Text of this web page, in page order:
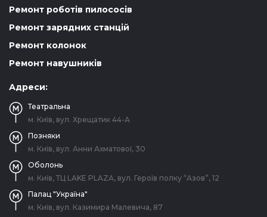
Ремонт роботів пилососів
Ремонт зарядних станцій
Ремонт колонок
Ремонт навушників
Адреси:
Театральна
м. Київ, вул. Хрещатик 44-A
Позняки
м. Київ, вул. Анни Ахматової, 30
Оболонь
м. Київ, ТЦ LAKE PLAZA, вул. Героїв полку “Азов”, 12
Палац "Україна"
м. Київ, вул. Казимира Малевича, 87